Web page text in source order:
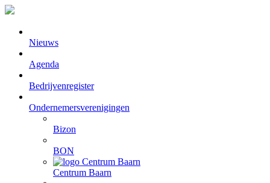
Nieuws
Agenda
Bedrijvenregister
Ondernemersverenigingen
Bizon
BON
Centrum Baarn